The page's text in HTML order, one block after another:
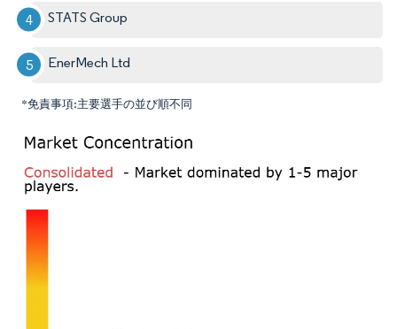
STATS Group
EnerMech Ltd
*免責事項:主要選手の並び順不同